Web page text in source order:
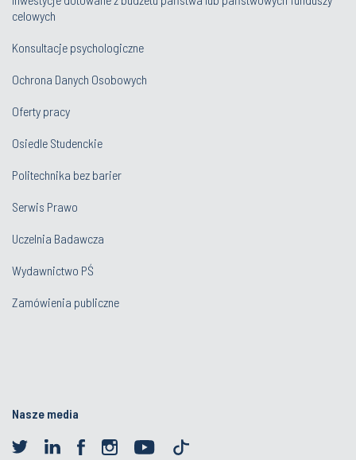
celowych
Konsultacje psychologiczne
Ochrona Danych Osobowych
Oferty pracy
Osiedle Studenckie
Politechnika bez barier
Serwis Prawo
Uczelnia Badawcza
Wydawnictwo PŚ
Zamówienia publiczne
Nasze media